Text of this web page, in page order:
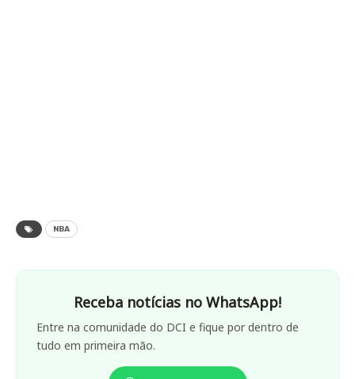
NBA
Receba notícias no WhatsApp!
Entre na comunidade do DCI e fique por dentro de
tudo em primeira mão.